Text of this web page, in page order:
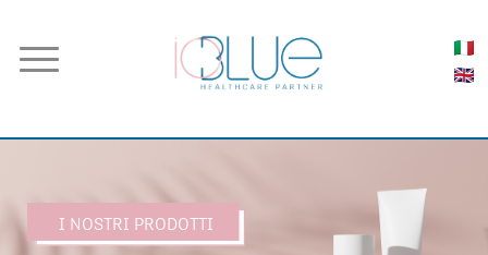
I NOSTRI PRODOTTI